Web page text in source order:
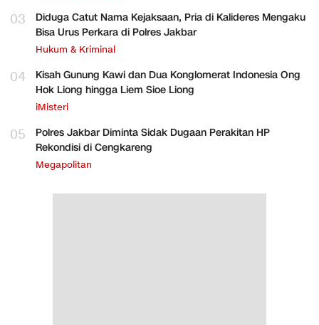
03
Diduga Catut Nama Kejaksaan, Pria di Kalideres Mengaku
Bisa Urus Perkara di Polres Jakbar
Hukum & Kriminal
04
Kisah Gunung Kawi dan Dua Konglomerat Indonesia Ong
Hok Liong hingga Liem Sioe Liong
iMisteri
05
Polres Jakbar Diminta Sidak Dugaan Perakitan HP
Rekondisi di Cengkareng
Megapolitan